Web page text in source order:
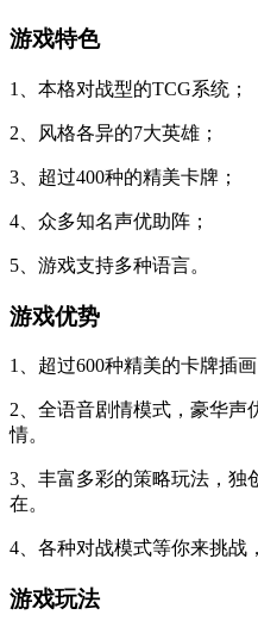
游戏特色
1、本格对战型的TCG系统；
2、风格各异的7大英雄；
3、超过400种的精美卡牌；
4、众多知名声优助阵；
5、游戏支持多种语言。
游戏优势
1、超过600种精美的卡牌插
2、全语音剧情模式，豪华声
情。
3、丰富多彩的策略玩法，独
在。
4、各种对战模式等你来挑战
游戏玩法